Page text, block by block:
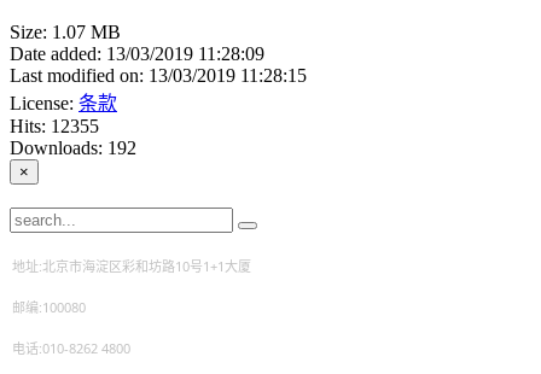
Size: 1.07 MB
Date added: 13/03/2019 11:28:09
Last modified on: 13/03/2019 11:28:15
License: 条款
Hits: 12355
Downloads: 192
×
地址:北京市海淀区彩和坊路10号1+1大厦
邮编:100080
电话:010-8262 4800